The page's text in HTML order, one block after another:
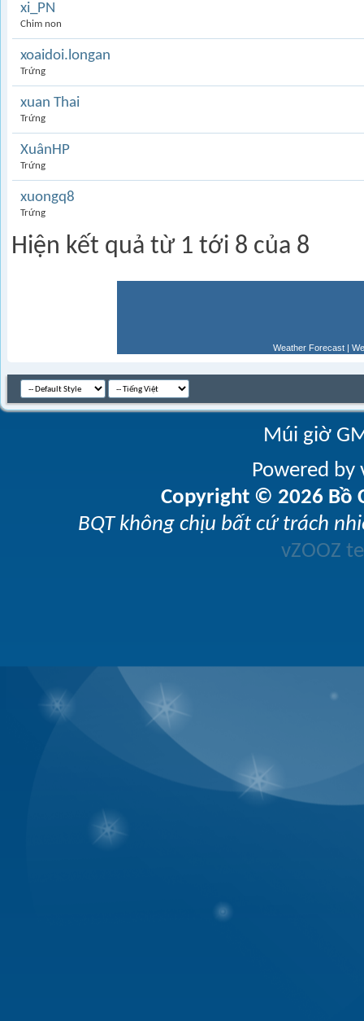
xi_PN
Chim non
xoaidoi.longan
Trứng
xuan Thai
Trứng
XuânHP
Trứng
xuongq8
Trứng
Hiện kết quả từ 1 tới 8 của 8
Weather Forecast |
Múi giờ
Powered
Copyright © 2026 Bồ
BQT không chịu bất cứ trách
vZOOZ